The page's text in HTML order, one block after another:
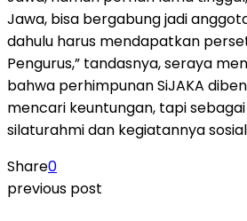
Jawa, bisa bergabung jadi
dahulu harus mendapatkan
Pengurus,” tandasnya, seraya
bahwa perhimpunan SiJAKA
mencari keuntungan, tapi
silaturahmi dan kegiatannya
Share0
previous post